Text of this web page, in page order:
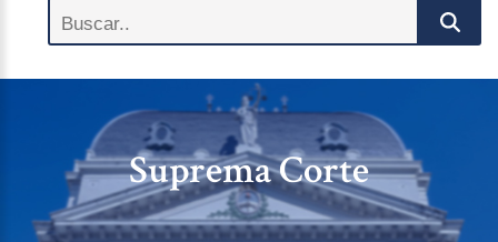
Suprema Corte